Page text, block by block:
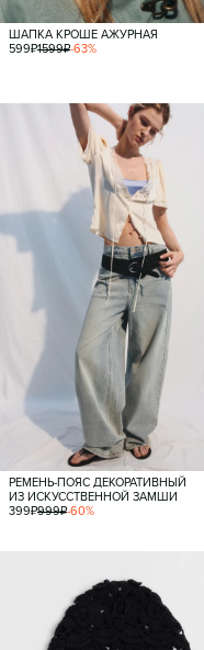
ШАПКА КРОШЕ АЖУРНАЯ
599₽1599₽-63%
РЕМЕНЬ-ПОЯС ДЕКОРАТИВНЫЙ
ИЗ ИСКУССТВЕННОЙ ЗАМШИ
399₽999₽-60%